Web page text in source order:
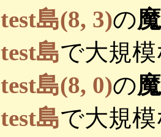
test島(8, 3)の
test島で大規
test島(8, 0)の
test島で大規